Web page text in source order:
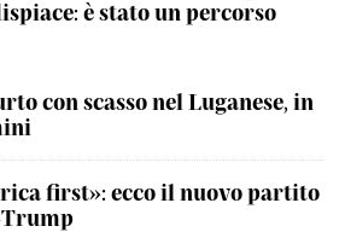
è stato un percorso
con scasso nel Luganese, in
first»: ecco il nuovo partito